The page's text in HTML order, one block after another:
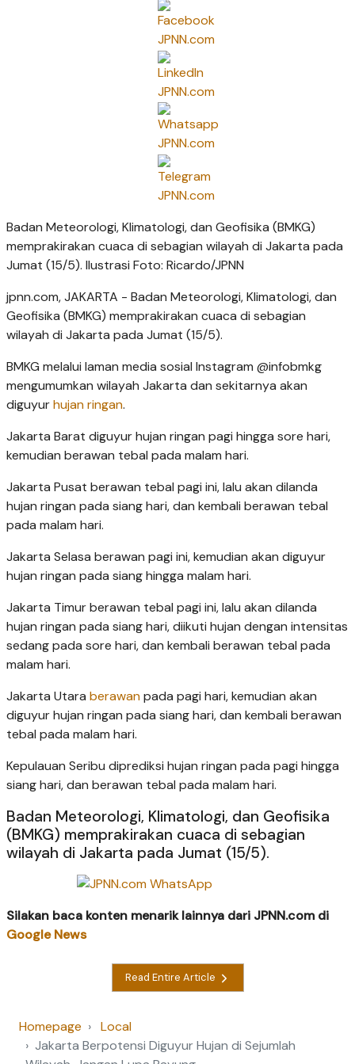
Badan Meteorologi, Klimatologi, dan Geofisika (BMKG)
memprakirakan cuaca di sebagian wilayah di Jakarta pada
Jumat (15/5). Ilustrasi Foto: Ricardo/JPNN
jpnn.com, JAKARTA - Badan Meteorologi, Klimatologi, dan
Geofisika (BMKG) memprakirakan cuaca di sebagian
wilayah di Jakarta pada Jumat (15/5).
BMKG melalui laman media sosial Instagram @infobmkg
mengumumkan wilayah Jakarta dan sekitarnya akan
diguyurhujan ringan.
Jakarta Barat diguyur hujan ringan pagi hingga sore hari,
kemudian berawan tebal pada malam hari.
Jakarta Pusat berawan tebal pagi ini, lalu akan dilanda
hujan ringan pada siang hari, dan kembali berawan tebal
pada malam hari.
Jakarta Selasa berawan pagi ini, kemudian akan diguyur
hujan ringan pada siang hingga malam hari.
Jakarta Timur berawan tebal pagi ini, lalu akan dilanda
hujan ringan pada siang hari, diikuti hujan dengan intensitas
sedang pada sore hari, dan kembali berawan tebal pada
malam hari.
Jakarta Utara berawanpada pagi hari, kemudian akan
diguyur hujan ringan pada siang hari, dan kembali berawan
tebal pada malam hari.
Kepulauan Seribu diprediksi hujan ringan pada pagi hingga
siang hari, dan berawan tebal pada malam hari.
Badan Meteorologi, Klimatologi, dan Geofisika
(BMKG) memprakirakan cuaca di sebagian
wilayah di Jakarta pada Jumat (15/5).
Silakan baca konten menarik lainnya dari JPNN.com di
Google News
Read Entire Article
Homepage
Local
Jakarta Berpotensi Diguyur Hujan di Sejumlah